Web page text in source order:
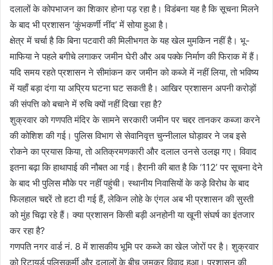
दलालों के कोपभाजन का शिकार होना पड़ रहा है। विडंबना यह है कि सूचना मिलने
के बाद भी प्रशासन ‘कुंभकर्णी नींद’ में सोया हुआ है।
क्षेत्र में चर्चा है कि बिना पटवारी की मिलीभगत के यह खेल मुमकिन नहीं है। भू-
माफिया ने पहले बगीचे लगाकर जमीन घेरी और अब पक्के निर्माण की फिराक में हैं।
यदि समय रहते प्रशासन ने सीमांकन कर जमीन को कब्जे में नहीं लिया, तो भविष्य
में यहाँ बड़ा दंगा या अप्रिय घटना घट सकती है। आखिर प्रशासन अपनी करोड़ों
की संपत्ति को बचाने में रुचि क्यों नहीं दिखा रहा है?
शुक्रवार को गणपति मंदिर के सामने सरकारी जमीन पर चद्दर तानकर कब्जा करने
की कोशिश की गई। पुलिस विभाग से सेवानिवृत्त चुन्नीलाल घोड़ावर ने जब इसे
रोकने का प्रयास किया, तो अतिक्रमणकारी और दलाल उनसे उलझ गए। विवाद
इतना बढ़ा कि हाथापाई की नौबत आ गई। हैरानी की बात है कि ‘112’ पर सूचना देने
के बाद भी पुलिस मौके पर नहीं पहुंची। स्थानीय निवासियों के कड़े विरोध के बाद
फिलहाल चद्दरें तो हटा दी गई हैं, लेकिन लोहे के एंगल अब भी प्रशासन की सुस्ती
को मुंह चिढ़ा रहे हैं। क्या प्रशासन किसी बड़ी अनहोनी या खूनी संघर्ष का इंतजार
कर रहा है?
गणपति नगर वार्ड नं. 8 में शासकीय भूमि पर कब्जे का खेल जोरों पर है। शुक्रवार
को रिटायर्ड पुलिसकर्मी और दलालों के बीच जमकर विवाद हुआ। प्रशासन की